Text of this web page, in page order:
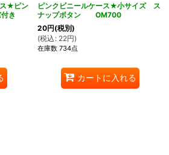
★ピン
付き
ピンクビニールケース★小サイズ ス
ナップボタン OM700
20円(税別)
(税込 : 22円)
在庫数 734点
カートに入れる